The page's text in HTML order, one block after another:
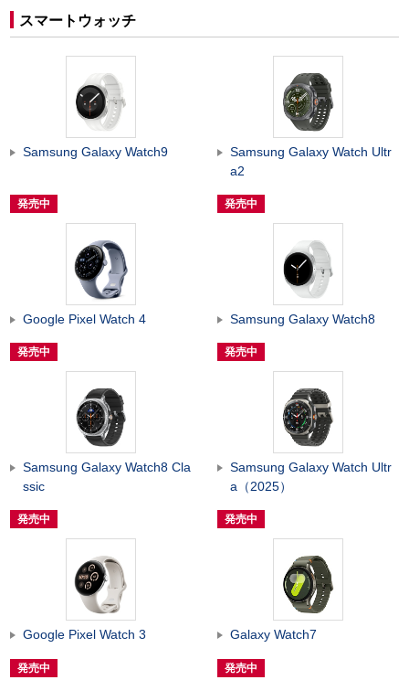
スマートウォッチ
Samsung Galaxy Watch9
発売中
Samsung Galaxy Watch Ultr
a2
発売中
Google Pixel Watch 4
発売中
Samsung Galaxy Watch8
発売中
Samsung Galaxy Watch8 Cla
ssic
発売中
Samsung Galaxy Watch Ultr
a（2025）
発売中
Google Pixel Watch 3
発売中
Galaxy Watch7
発売中